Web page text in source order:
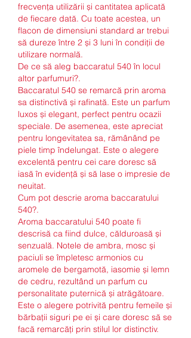
frecvența utilizării și cantitatea aplicată
de fiecare dată. Cu toate acestea, un
flacon de dimensiuni standard ar trebui
să dureze între 2 și 3 luni în condiții de
utilizare normală.
De ce să aleg baccaratul 540 în locul
altor parfumuri?.
Baccaratul 540 se remarcă prin aroma
sa distinctivă și rafinată. Este un parfum
luxos și elegant, perfect pentru ocazii
speciale. De asemenea, este apreciat
pentru longevitatea sa, rămânând pe
piele timp îndelungat. Este o alegere
excelentă pentru cei care doresc să
iasă în evidență și să lase o impresie de
neuitat.
Cum pot descrie aroma baccaratului
540?.
Aroma baccaratului 540 poate fi
descrisă ca fiind dulce, călduroasă și
senzuală. Notele de ambra, mosc și
paciuli se împletesc armonios cu
aromele de bergamotă, iasomie și lemn
de cedru, rezultând un parfum cu
personalitate puternică și atrăgătoare.
Este o alegere potrivită pentru femeile și
bărbații siguri pe ei și care doresc să se
facă remarcăți prin stilul lor distinctiv.